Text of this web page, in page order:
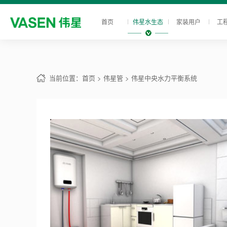
首页 伟星水生态 家装用户 工
当前位置： 首页 > 伟星管 > 伟星中央水力平衡系统